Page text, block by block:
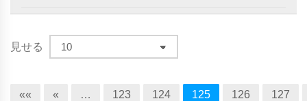
見せる
«« « 123 124 125 126 127